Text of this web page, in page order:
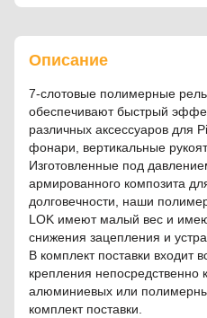
Описание
7-слотовые полимерные
обеспечивают быстрый
различных аксессуаров для
фонари, вертикальные
Изготовленные под
армированного композита
долговечности, наши
LOK имеют малый вес и
снижения зацепления и
В комплект поставки входит
крепления непосредственно
алюминиевых или
комплект поставки.